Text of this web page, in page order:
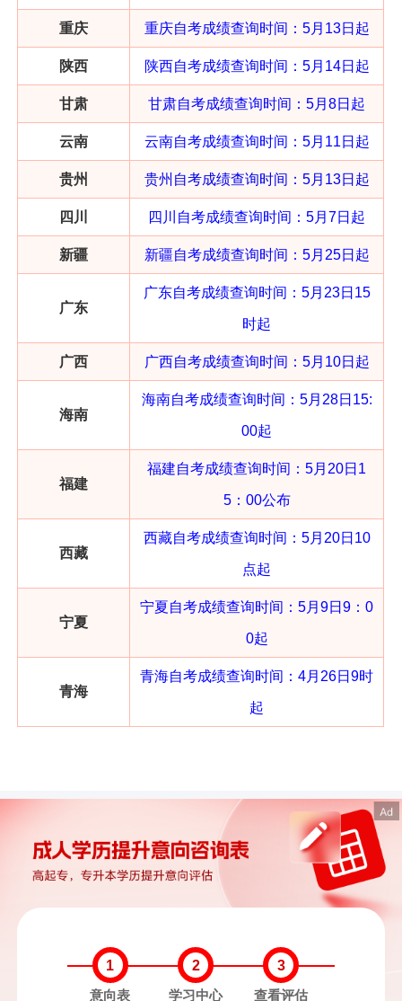
重庆 重庆自考成绩查询时间： 5月13日起
陕西 陕西自考成绩查询时间：5月14日起
甘肃 甘肃自考成绩查询时间：5月8日起
云南 云南自考成绩查询时间：5月11日起
贵州 贵州自考成绩查询时间：5月13日起
四川 四川自考成绩查询时间：5月7日起
新疆 新疆自考成绩查询时间： 5月25日起
广东
广东自考成绩查询时间：5月23日15
时起
广西 广西自考成绩查询时间： 5月10日起
海南
海南自考成绩查询时间： 5月28日15:
00起
福建
福建自考成绩查询时间：5月20日1
5：00公布
西藏
西藏自考成绩查询时间： 5月20日10
点起
宁夏
宁夏自考成绩查询时间：5月9日9：0
0起
青海
青海自考成绩查询时间：4月26日9时
起
1
意向表
2
学习中心
3
查看评估